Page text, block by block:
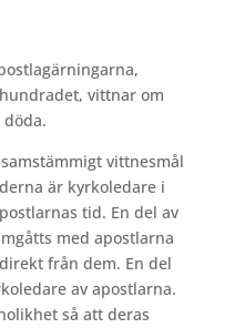
vittnar om
vittnesmål
är kyrkoledare i
tid. En del av
med apostlarna
från dem. En del
av apostlarna.
så att deras